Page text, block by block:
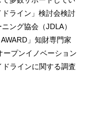
ライン」検討会検討
ング協会（JDLA）
」知財専門家
ープンイノベーション
ラインに関する調査